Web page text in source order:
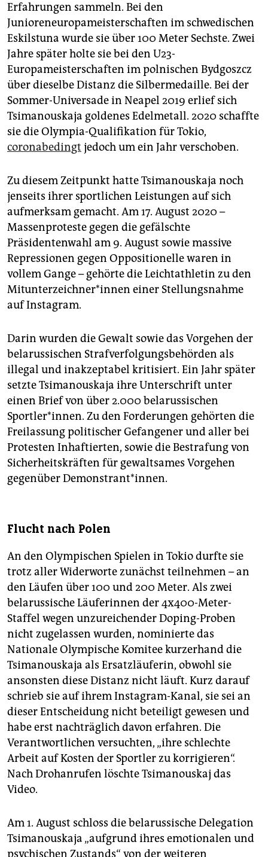
Erfahrungen sammeln. Bei den
Junioreneuropameisterschaften im schwedischen
Eskilstuna wurde sie über 100 Meter Sechste. Zwei
Jahre später holte sie bei den U23-
Europameisterschaften im polnischen Bydgoszcz
über dieselbe Distanz die Silbermedaille. Bei der
Sommer-Universade in Neapel 2019 erlief sich
Tsimanouskaja goldenes Edelmetall. 2020 schaffte
sie die Olympia-Qualifikation für Tokio,
coronabedingt jedoch um ein Jahr verschoben.
Zu diesem Zeitpunkt hatte Tsimanouskaja noch
jenseits ihrer sportlichen Leistungen auf sich
aufmerksam gemacht. Am 17. August 2020 –
Massenproteste gegen die gefälschte
Präsidentenwahl am 9. August sowie massive
Repressionen gegen Oppositionelle waren in
vollem Gange – gehörte die Leichtathletin zu den
Mit­un­ter­zeich­ne­r*in­nen einer Stellungsnahme
auf Instagram.
Darin wurden die Gewalt sowie das Vorgehen der
belarussischen Strafverfolgungsbehörden als
illegal und inakzeptabel kritisiert. Ein Jahr später
setzte Tsimanouskaja ihre Unterschrift unter
einen Brief von über 2.000 belarussischen
Sportler*innen. Zu den Forderungen gehörten die
Freilassung politischer Gefangener und aller bei
Protesten Inhaftierten, sowie die Bestrafung von
Sicherheitskräften für gewaltsames Vorgehen
gegenüber Demonstrant*innen.
Flucht nach Polen
An den Olympischen Spielen in Tokio durfte sie
trotz aller Widerworte zunächst teilnehmen – an
den Läufen über 100 und 200 Meter. Als zwei
belarussische Läu­fe­rin­nen der 4x400-Meter-
Staffel wegen unzureichender Doping-Proben
nicht zugelassen wurden, nominierte das
Nationale Olympische Komitee kurzerhand die
Tsimanouskaja als Ersatzläuferin, obwohl sie
ansonsten diese Distanz nicht läuft. Kurz darauf
schrieb sie auf ihrem Instagram-Kanal, sie sei an
dieser Entscheidung nicht beteiligt gewesen und
habe erst nachträglich davon erfahren. Die
Verantwortlichen versuchten, „ihre schlechte
Arbeit auf Kosten der Sportler zu korrigieren“.
Nach Drohanrufen löschte Tsimanouskaj das
Video.
Am 1. August schloss die belarussische Delegation
Tsimanouskaja „aufgrund ihres emotionalen und
psychischen Zustands“ von der weiteren